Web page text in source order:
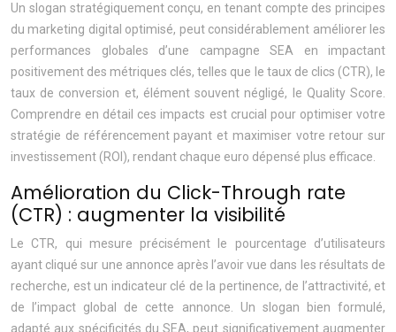
Un slogan stratégiquement conçu, en tenant compte des principes
du marketing digital optimisé, peut considérablement améliorer les
performances globales d’une campagne SEA en impactant
positivement des métriques clés, telles que le taux de clics (CTR), le
taux de conversion et, élément souvent négligé, le Quality Score.
Comprendre en détail ces impacts est crucial pour optimiser votre
stratégie de référencement payant et maximiser votre retour sur
investissement (ROI), rendant chaque euro dépensé plus efficace.
Amélioration du Click-Through rate
(CTR) : augmenter la visibilité
Le CTR, qui mesure précisément le pourcentage d’utilisateurs
ayant cliqué sur une annonce après l’avoir vue dans les résultats de
recherche, est un indicateur clé de la pertinence, de l’attractivité, et
de l’impact global de cette annonce. Un slogan bien formulé,
adapté aux spécificités du SEA, peut significativement augmenter